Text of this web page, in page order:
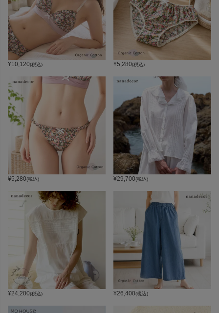
¥10,120(税込) ¥5,280(税込)
¥5,280(税込) ¥29,700(税込)
¥24,200(税込) ¥26,400(税込)